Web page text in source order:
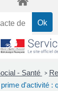
- Santé >
d'activité :